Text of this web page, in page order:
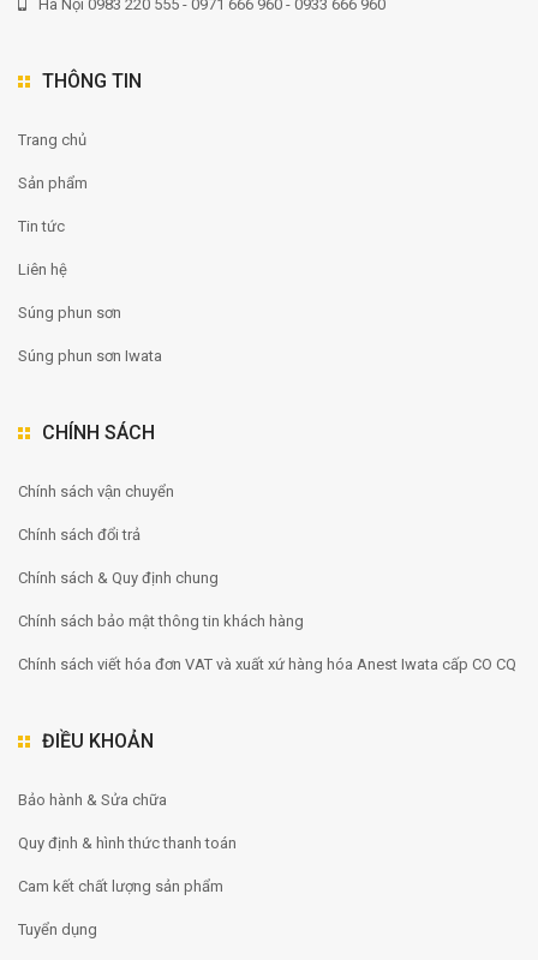
Hà Nội 0983 220 555 - 0971 666 960 - 0933 666 960
THÔNG TIN
Trang chủ
Sản phẩm
Tin tức
Liên hệ
Súng phun sơn
Súng phun sơn Iwata
CHÍNH SÁCH
Chính sách vận chuyển
Chính sách đổi trả
Chính sách & Quy định chung
Chính sách bảo mật thông tin khách hàng
Chính sách viết hóa đơn VAT và xuất xứ hàng hóa Anest Iwata cấp CO CQ
ĐIỀU KHOẢN
Bảo hành & Sửa chữa
Quy định & hình thức thanh toán
Cam kết chất lượng sản phẩm
Tuyển dụng